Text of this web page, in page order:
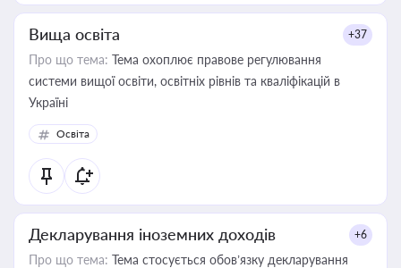
Вища освіта +37
Про що тема: Тема охоплює правове регулювання
системи вищої освіти, освітніх рівнів та кваліфікацій в
Україні
Освіта
Декларування іноземних доходів +6
Про що тема: Тема стосується обов’язку декларування